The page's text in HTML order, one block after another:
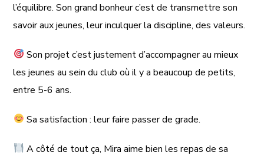
l’équilibre. Son grand bonheur c’est de transmettre son
savoir aux jeunes, leur inculquer la discipline, des valeurs.
Son projet c’est justement d’accompagner au mieux
les jeunes au sein du club où il y a beaucoup de petits,
entre 5-6 ans.
Sa satisfaction : leur faire passer de grade.
A côté de tout ça, Mira aime bien les repas de sa